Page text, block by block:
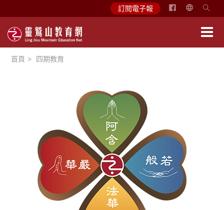
訂閱電子報
简
首頁 四期教育